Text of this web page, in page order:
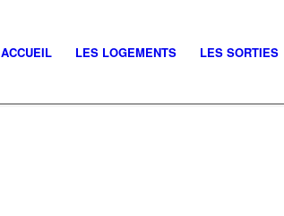
ACCUEIL LES LOGEMENTS LES SORTIES